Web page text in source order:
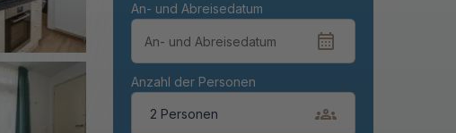
An- und Abreisedatum
Anzahl der Personen
2 Personen